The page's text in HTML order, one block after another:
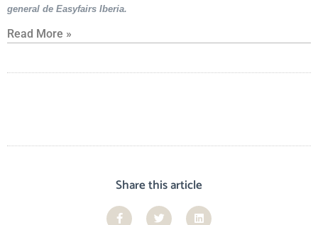
general de Easyfairs Iberia.
Read More »
Share this article